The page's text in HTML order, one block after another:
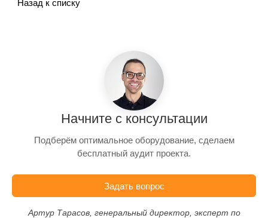
Назад к списку
Начните с консультации
Подберём оптимальное оборудование, сделаем
бесплатный аудит проекта.
Задать вопрос
Артур Тарасов, генеральный директор, эксперт по